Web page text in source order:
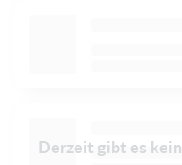
Derzeit gibt es